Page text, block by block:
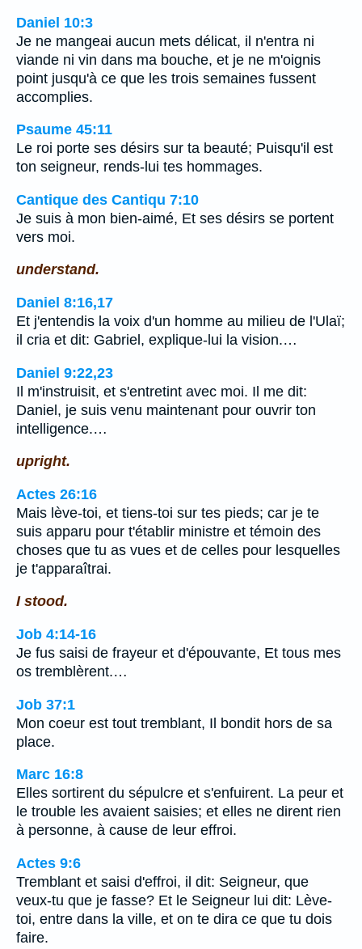
Daniel 10:3
Je ne mangeai aucun mets délicat, il n'entra ni
viande ni vin dans ma bouche, et je ne m'oignis
point jusqu'à ce que les trois semaines fussent
accomplies.
Psaume 45:11
Le roi porte ses désirs sur ta beauté; Puisqu'il est
ton seigneur, rends-lui tes hommages.
Cantique des Cantiqu 7:10
Je suis à mon bien-aimé, Et ses désirs se portent
vers moi.
understand.
Daniel 8:16,17
Et j'entendis la voix d'un homme au milieu de l'Ulaï;
il cria et dit: Gabriel, explique-lui la vision.…
Daniel 9:22,23
Il m'instruisit, et s'entretint avec moi. Il me dit:
Daniel, je suis venu maintenant pour ouvrir ton
intelligence.…
upright.
Actes 26:16
Mais lève-toi, et tiens-toi sur tes pieds; car je te
suis apparu pour t'établir ministre et témoin des
choses que tu as vues et de celles pour lesquelles
je t'apparaîtrai.
I stood.
Job 4:14-16
Je fus saisi de frayeur et d'épouvante, Et tous mes
os tremblèrent.…
Job 37:1
Mon coeur est tout tremblant, Il bondit hors de sa
place.
Marc 16:8
Elles sortirent du sépulcre et s'enfuirent. La peur et
le trouble les avaient saisies; et elles ne dirent rien
à personne, à cause de leur effroi.
Actes 9:6
Tremblant et saisi d'effroi, il dit: Seigneur, que
veux-tu que je fasse? Et le Seigneur lui dit: Lève-
toi, entre dans la ville, et on te dira ce que tu dois
faire.